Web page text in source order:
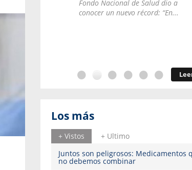
Fondo Nacional de Salud dio a
conocer un nuevo récord: “En...
Los más
+ Vistos
+ Ultimo
Juntos son peligrosos: Medicamentos
no debemos combinar